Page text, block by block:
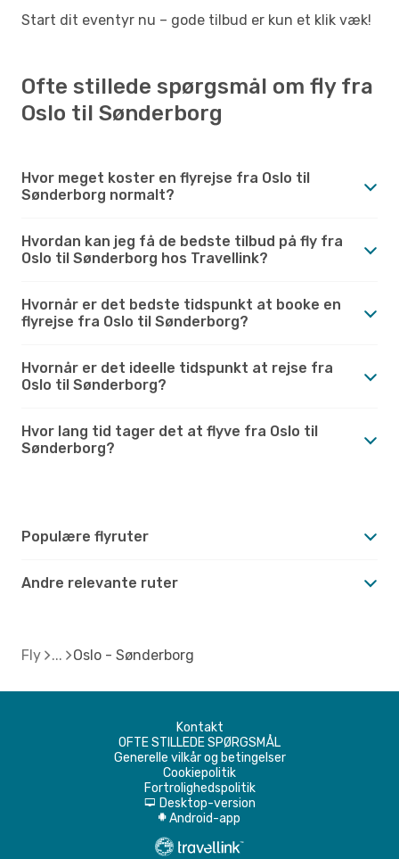
Start dit eventyr nu – gode tilbud er kun et klik væk!
Ofte stillede spørgsmål om fly fra
Oslo til Sønderborg
Hvor meget koster en flyrejse fra Oslo til
Sønderborg normalt?
Hvordan kan jeg få de bedste tilbud på fly fra
Oslo til Sønderborg hos Travellink?
Hvornår er det bedste tidspunkt at booke en
flyrejse fra Oslo til Sønderborg?
Hvornår er det ideelle tidspunkt at rejse fra
Oslo til Sønderborg?
Hvor lang tid tager det at flyve fra Oslo til
Sønderborg?
Populære flyruter
Andre relevante ruter
Fly Oslo - Sønderborg
Kontakt
OFTE STILLEDE SPØRGSMÅL
Generelle vilkår og betingelser
Cookiepolitik
Fortrolighedspolitik
d Desktop-version
A Android-app